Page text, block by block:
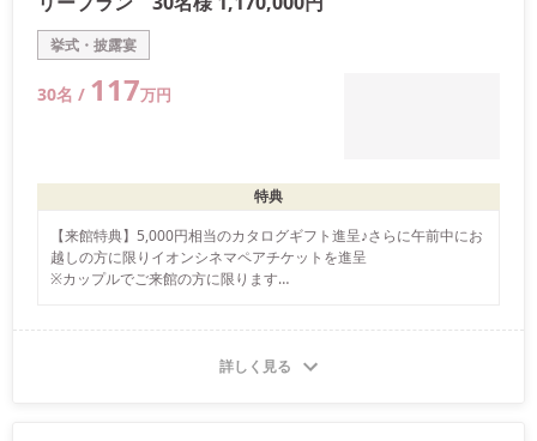
挙式・披露宴
30名 / 117万円
特典
【来館特典】5,000円相当のカタログギフト進呈♪さらに午前中にお
越しの方に限りイオンシネマペアチケットを進呈
※カップルでご来館の方に限ります
詳しく見る